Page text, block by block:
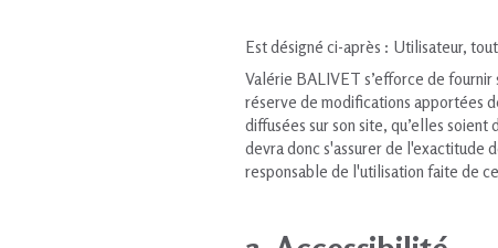
Est désigné ci-après : Utilisateur,
Valérie BALIVET s’efforce de
réserve de modifications apportées
diffusées sur son site, qu’elles
devra donc s'assurer de l'exactitude
responsable de l'utilisation faite de